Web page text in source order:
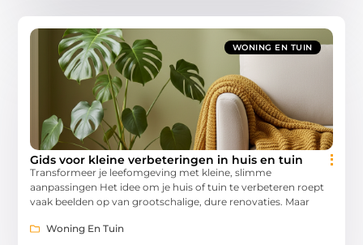
WONING EN TUIN
Gids voor kleine verbeteringen in huis en tuin
Transformeer je leefomgeving met kleine, slimme
aanpassingen Het idee om je huis of tuin te verbeteren roept
vaak beelden op van grootschalige, dure renovaties. Maar
Woning En Tuin